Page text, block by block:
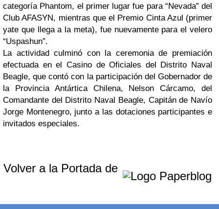
categoría Phantom, el primer lugar fue para “Nevada” del
Club AFASYN, mientras que el Premio Cinta Azul (primer
yate que llega a la meta), fue nuevamente para el velero
“Uspashun”.
La actividad culminó con la ceremonia de premiación
efectuada en el Casino de Oficiales del Distrito Naval
Beagle, que contó con la participación del Gobernador de
la Provincia Antártica Chilena, Nelson Cárcamo, del
Comandante del Distrito Naval Beagle, Capitán de Navío
Jorge Montenegro, junto a las dotaciones participantes e
invitados especiales.
Volver a la Portada de